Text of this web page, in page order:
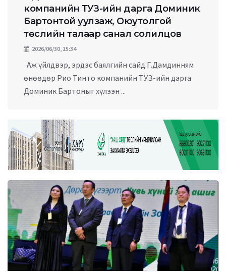
компанийн ТУЗ-ийн дарга Доминик
Бартонтой уулзаж, Оюутолгой
төслийн талаар санал солилцов
2026/06/30, 15:34
Аж үйлдвэр, эрдэс баялгийн сайд Г.Дамдинням
өнөөдөр Рио Тинто компанийн ТУЗ-ийн дарга
Доминик Бартоныг хүлээн ...